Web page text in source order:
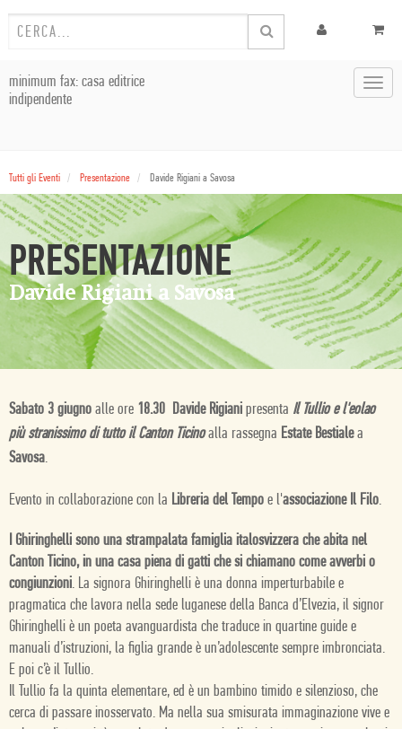
minimum fax: casa editrice
indipendente
Tutti gli Eventi Presentazione Davide Rigiani a Savosa
PRESENTAZIONE
Davide Rigiani a Savosa
Sabato 3 giugno alle ore 18.30 Davide Rigiani presenta Il Tullio e l'eolao
più stranissimo di tutto il Canton Ticinoalla rassegna Estate Bestialea
Savosa.
Evento in collaborazione con la Libreria del Tempo e l'associazione Il Filo.
I Ghiringhelli sono una strampalata famiglia italosvizzera che abita nel
Canton Ticino, in una casa piena di gatti che si chiamano come avverbi o
congiunzioni. La signora Ghiringhelli è una donna imperturbabile e
pragmatica che lavora nella sede luganese della Banca d’Elvezia, il signor
Ghiringhelli è un poeta avanguardista che traduce in quartine guide e
manuali d’istruzioni, la figlia grande è un’adolescente sempre imbronciata.
E poi c’è il Tullio.
Il Tullio fa la quinta elementare, ed è un bambino timido e silenzioso, che
cerca di passare inosservato. Ma nella sua smisurata immaginazione vive e